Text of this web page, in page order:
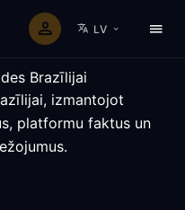
LV
Brazīlijai
izmantojot
platformu faktus un